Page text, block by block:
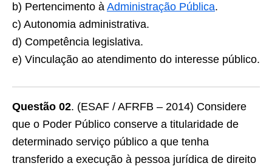
b) Pertencimento à Administração Pública.
c) Autonomia administrativa.
d) Competência legislativa.
e) Vinculação ao atendimento do interesse público.
Questão 02. (ESAF / AFRFB – 2014) Considere
que o Poder Público conserve a titularidade de
determinado serviço público a que tenha
transferido a execução à pessoa jurídica de direito